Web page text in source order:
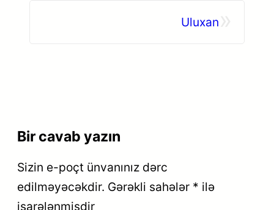
Uluxan
Bir cavab yazın
Sizin e-poçt ünvanınız dərc
edilməyəcəkdir. Gərəkli sahələr * ilə
işarələnmişdir